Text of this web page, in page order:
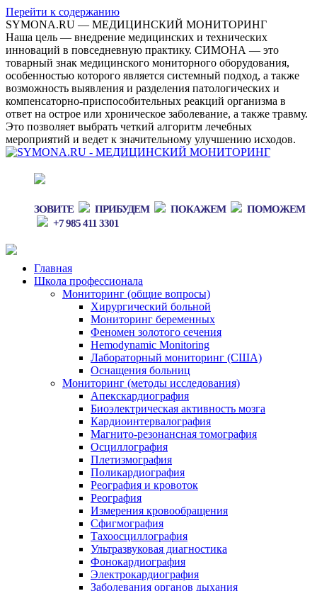
Перейти к содержанию
SYMONA.RU — МЕДИЦИНСКИЙ МОНИТОРИНГ
Наша цель — внедрение медицинских и технических
инноваций в повседневную практику. СИМОНА — это
товарный знак медицинского мониторного оборудования,
особенностью которого является системный подход, а также
возможность выявления и разделения патологических и
компенсаторно-приспособительных реакций организма в
ответ на острое или хроническое заболевание, а также травму.
Это позволяет выбрать четкий алгоритм лечебных
мероприятий и ведет к значительному улучшению исходов.
ЗОВИТЕ ПРИБУДЕМ ПОКАЖЕМ
ПОМОЖЕМ
+7 985 411 3301
Главная
Школа профессионала
Мониторинг (общие вопросы)
Хирургический больной
Мониторинг беременных
Феномен золотого сечения
Hemodynamic Monitoring
Лабораторный мониторинг (США)
Оснащения больниц
Мониторинг (методы исследования)
Апекскардиография
Биоэлектрическая активность мозга
Кардиоинтервалография
Магнито-резонансная томография
Осциллография
Плетизмография
Поликардиография
Реография и кровоток
Реография
Измерения кровообращения
Сфигмография
Тахоосциллография
Ультразвуковая диагностика
Фонокардиография
Электрокардиография
Заболевания органов дыхания